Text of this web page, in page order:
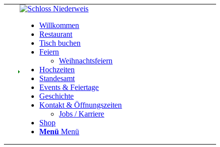
Willkommen
Restaurant
Tisch buchen
Feiern
Weihnachtsfeiern
Hochzeiten
Standesamt
Events & Feiertage
Geschichte
Kontakt & Öffnungszeiten
Jobs / Karriere
Shop
Menü Menü